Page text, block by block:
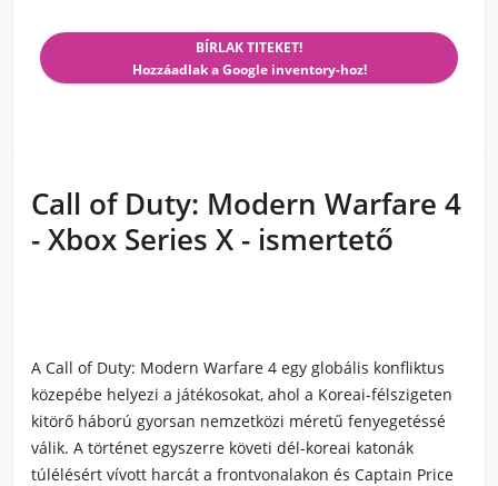
BÍRLAK TITEKET!
Hozzáadlak a Google inventory-hoz!
Call of Duty: Modern Warfare 4
- Xbox Series X - ismertető
A Call of Duty: Modern Warfare 4 egy globális konfliktus
közepébe helyezi a játékosokat, ahol a Koreai-félszigeten
kitörő háború gyorsan nemzetközi méretű fenyegetéssé
válik. A történet egyszerre követi dél-koreai katonák
túlélésért vívott harcát a frontvonalakon és Captain Price